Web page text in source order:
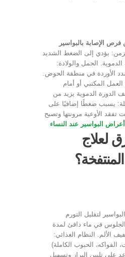
الإصابة بالبواسير
يؤدي إلى الضغط الشديد
الدموية. الحمل والولادة:
الأوردة في منطقة الحوض.
المكتبي أو أمام
الدورة الدموية يزيد من
يسبب ضغطًا إضافيًا على
تفقد الأوعية مرونتها وتصبح
أعراض البواسير عند النساء
لعلاج
لتقليل التورم
الجلوس في ماء دافئ لمدة
الألم. النظام الغذائي:
الفواكه، الحبوب الكاملة)
على تليين البراز وتسهيل